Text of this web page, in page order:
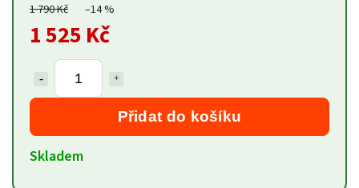
1 790 Kč –14 %
1 525 Kč
Přidat do košíku
Skladem